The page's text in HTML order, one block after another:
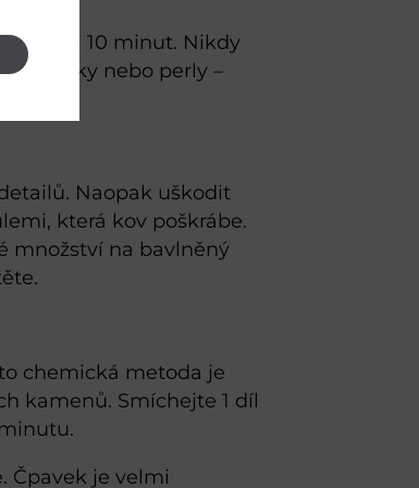
asi 10 minut. Nikdy
kamínky nebo perly –
Naopak uškodit
která kov poškrábe.
množství na bavlněný
chemická metoda je
kamenů. Smíchejte 1 díl
Čpavek je velmi